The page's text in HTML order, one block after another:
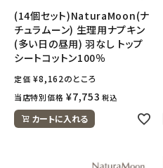
(14個セット)NaturaMoon(ナ
チュラムーン) 生理用ナプキン
(多い日の昼用) 羽なし トップ
シートコットン100％
定価 ¥8,162のところ
当店特別価格 ¥7,753 税込
カートに入れる